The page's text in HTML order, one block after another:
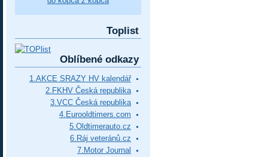
Toplist
Oblíbené odkazy
1.AKCE SRAZY HV kalendář
2.FKHV Česká republika
3.VCC Česká republika
4.Eurooldtimers.com
5.Oldtimerauto.cz
6.Ráj veteránů.cz
7.Motor Journal